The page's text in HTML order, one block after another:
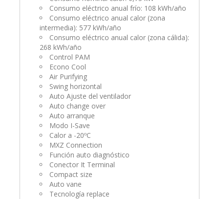
Consumo eléctrico anual frío: 108 kWh/año
Consumo eléctrico anual calor (zona
intermedia): 577 kWh/año
Consumo eléctrico anual calor (zona cálida):
268 kWh/año
Control PAM
Econo Cool
Air Purifying
Swing horizontal
Auto Ajuste del ventilador
Auto change over
Auto arranque
Modo I-Save
Calor a -20ºC
MXZ Connection
Función auto diagnóstico
Conector It Terminal
Compact size
Auto vane
Tecnología replace